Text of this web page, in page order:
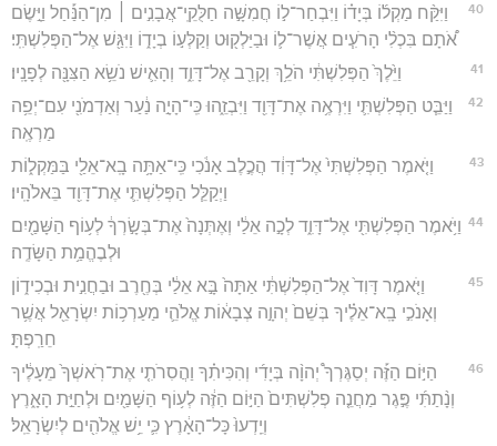
40
וַיִּקַּ֨ח מַקְל֜וֹ בְּיָד֗וֹ וַיִּבְחַר־ל֣וֹ חֲמִשָּׁ֣ה חַלֻּקֵֽי־אֲבָנִ֣ים ׀ מִן־הַנַּ֡חַל וַיָּ֣שֶׂם
אֹ֠תָם בִּכְלִ֨י הָרֹעִ֧ים אֲשֶׁר־ל֛וֹ וּבַיַּלְק֖וּט וְקַלְּע֣וֹ בְיָד֑וֹ וַיִּגַּ֖שׁ אֶל־הַפְּלִשְׁתִּֽי׃
41 וַיֵּ֙לֶךְ֙ הַפְּלִשְׁתִּ֔י הֹלֵ֥ךְ וְקָרֵ֖ב אֶל־דָּוִ֑ד וְהָאִ֛ישׁ נֹשֵׂ֥א הַצִּנָּ֖ה לְפָנָֽיו׃
42
וַיַּבֵּ֧ט הַפְּלִשְׁתִּ֛י וַיִּרְאֶ֥ה אֶת־דָּוִ֖ד וַיִּבְזֵ֑הוּ כִּֽי־הָיָ֣ה נַ֔עַר וְאַדְמֹנִ֖י עִם־יְפֵ֥ה
מַרְאֶֽה׃
43
וַיֹּ֤אמֶר הַפְּלִשְׁתִּי֙ אֶל־דָּוִ֔ד הֲכֶ֣לֶב אָנֹ֔כִי כִּֽי־אַתָּ֥ה בָֽא־אֵלַ֖י בַּמַּקְל֑וֹת
וַיְקַלֵּ֧ל הַפְּלִשְׁתִּ֛י אֶת־דָּוִ֖ד בֵּאלֹהָֽיו׃
44 וַיֹּ֥אמֶר הַפְּלִשְׁתִּ֖י אֶל־דָּוִ֑ד לְכָ֣ה אֵלַ֔י וְאֶתְּנָה֙ אֶת־בְּשָׂ֣רְךָ֔ לְע֥וֹף הַשָּׁמַ֖יִם
וּלְבֶהֱמַ֥ת הַשָּׂדֶֽה׃
45
וַיֹּ֤אמֶר דָּוִד֙ אֶל־הַפְּלִשְׁתִּ֔י אַתָּה֙ בָּ֣א אֵלַ֔י בְּחֶ֖רֶב וּבַחֲנִ֣ית וּבְכִיד֑וֹן
וְאָנֹכִ֣י בָֽא־אֵלֶ֗יךָ בְּשֵׁם֙ יְהוָ֣ה צְבָא֔וֹת אֱלֹהֵ֛י מַעַרְכ֥וֹת יִשְׂרָאֵ֖ל אֲשֶׁ֥ר
חֵרַֽפְתָּ׃
46
הַיּ֣וֹם הַזֶּ֡ה יְסַגֶּרְךָ֩ יְהוָ֨ה בְּיָדִ֜י וְהִכִּיתִ֗ךָ וַהֲסִרֹתִ֤י אֶת־רֹֽאשְׁךָ֙ מֵעָלֶ֔יךָ
וְנָ֨תַתִּ֜י פֶּ֣גֶר מַחֲנֵ֤ה פְלִשְׁתִּים֙ הַיּ֣וֹם הַזֶּ֔ה לְע֥וֹף הַשָּׁמַ֖יִם וּלְחַיַּ֣ת הָאָ֑רֶץ
וְיֵֽדְעוּ֙ כָּל־הָאָ֔רֶץ כִּ֛י יֵ֥שׁ אֱלֹהִ֖ים לְיִשְׂרָאֵֽל׃